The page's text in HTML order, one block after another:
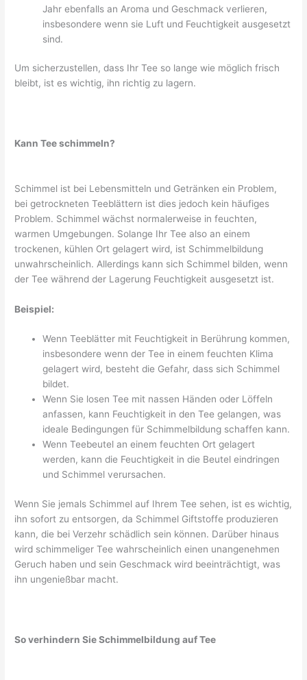
Jahr ebenfalls an Aroma und Geschmack verlieren,
insbesondere wenn sie Luft und Feuchtigkeit ausgesetzt
sind.
Um sicherzustellen, dass Ihr Tee so lange wie möglich frisch
bleibt, ist es wichtig, ihn richtig zu lagern.
Kann Tee schimmeln?
Schimmel ist bei Lebensmitteln und Getränken ein Problem,
bei getrockneten Teeblättern ist dies jedoch kein häufiges
Problem. Schimmel wächst normalerweise in feuchten,
warmen Umgebungen. Solange Ihr Tee also an einem
trockenen, kühlen Ort gelagert wird, ist Schimmelbildung
unwahrscheinlich. Allerdings kann sich Schimmel bilden, wenn
der Tee während der Lagerung Feuchtigkeit ausgesetzt ist.
Beispiel:
Wenn Teeblätter mit Feuchtigkeit in Berührung kommen,
insbesondere wenn der Tee in einem feuchten Klima
gelagert wird, besteht die Gefahr, dass sich Schimmel
bildet.
Wenn Sie losen Tee mit nassen Händen oder Löffeln
anfassen, kann Feuchtigkeit in den Tee gelangen, was
ideale Bedingungen für Schimmelbildung schaffen kann.
Wenn Teebeutel an einem feuchten Ort gelagert
werden, kann die Feuchtigkeit in die Beutel eindringen
und Schimmel verursachen.
Wenn Sie jemals Schimmel auf Ihrem Tee sehen, ist es wichtig,
ihn sofort zu entsorgen, da Schimmel Giftstoffe produzieren
kann, die bei Verzehr schädlich sein können. Darüber hinaus
wird schimmeliger Tee wahrscheinlich einen unangenehmen
Geruch haben und sein Geschmack wird beeinträchtigt, was
ihn ungenießbar macht.
So verhindern Sie Schimmelbildung auf Tee